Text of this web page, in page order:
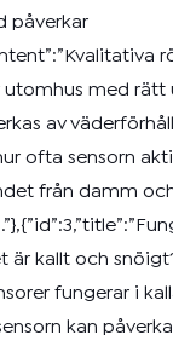
påverkar
utomhus med rätt
av
ofta sensorn
från damm
kallt och
fungerar i
kan